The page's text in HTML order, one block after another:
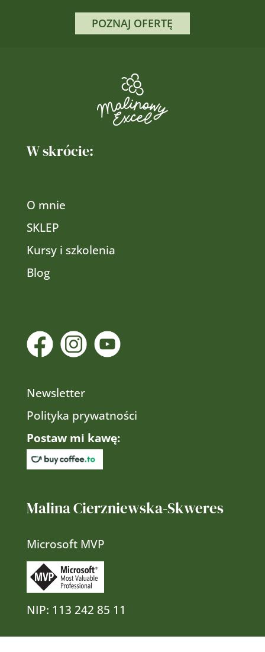
POZNAJ OFERTĘ
W skrócie:
O mnie
SKLEP
Kursy i szkolenia
Blog
Newsletter
Polityka prywatności
Postaw mi kawę:
Malina Cierzniewska-Skweres
Microsoft MVP
NIP: 113 242 85 11